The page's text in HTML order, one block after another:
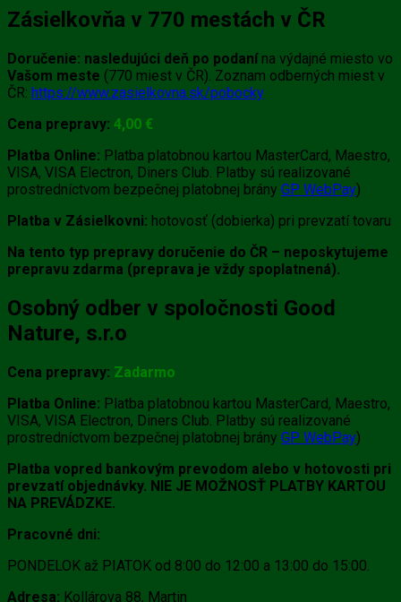
Zásielkovňa v 770 mestách v ČR
Doručenie: nasledujúci deň po podanína výdajné miesto vo
Vašom meste (770 miest v ČR). Zoznam odberných miest v
ČR: https://www.zasielkovna.sk/pobocky
Cena prepravy: 4,00 €
Platba Online: Platba platobnou kartou MasterCard, Maestro,
VISA, VISA Electron, Diners Club. Platby sú realizované
prostredníctvom bezpečnej platobnej brány GP WebPay)
Platba v Zásielkovni: hotovosť (dobierka) pri prevzatí tovaru
Na tento typ prepravy doručenie do ČR – neposkytujeme
prepravu zdarma (preprava je vždy spoplatnená).
Osobný odber v spoločnosti Good
Nature, s.r.o
Cena prepravy: Zadarmo
Platba Online: Platba platobnou kartou MasterCard, Maestro,
VISA, VISA Electron, Diners Club. Platby sú realizované
prostredníctvom bezpečnej platobnej brány GP WebPay)
Platba vopred bankovým prevodom alebo v hotovosti pri
prevzatí objednávky. NIE JE MOŽNOSŤ PLATBY KARTOU
NA PREVÁDZKE.
Pracovné dni:
PONDELOK až PIATOK od 8:00 do 12:00 a 13:00 do 15:00.
Adresa: Kollárova 88, Martin